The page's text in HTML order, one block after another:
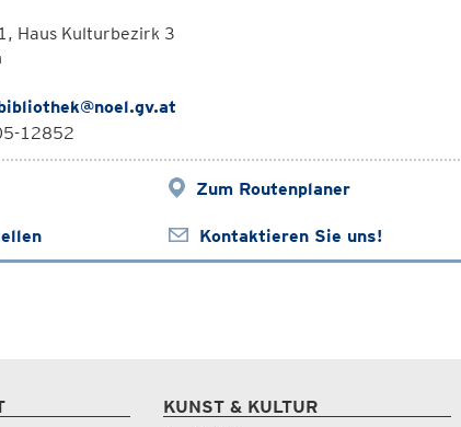
Haus Kulturbezirk 3
12852
Zum Routenplaner
Kontaktieren Sie uns!
KUNST & KULTUR